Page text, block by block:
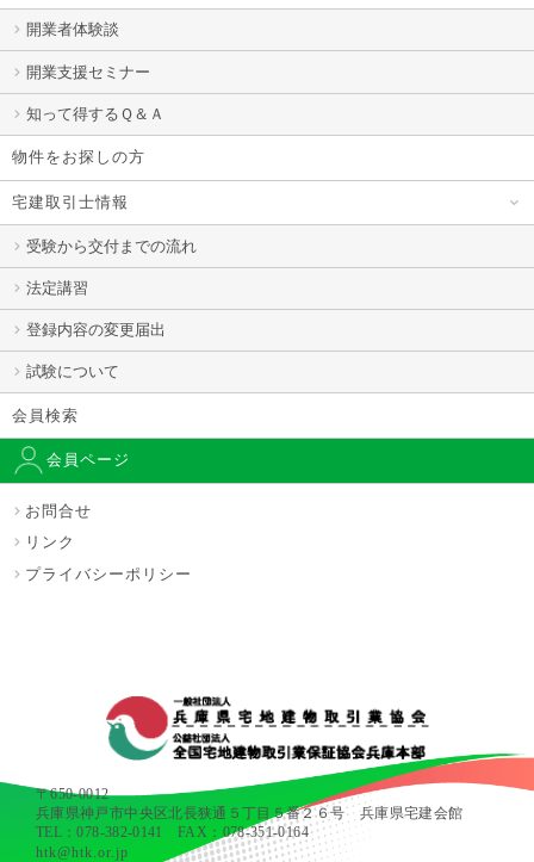
開業者体験談
開業支援セミナー
知って得するＱ＆Ａ
物件をお探しの方
宅建取引士情報
受験から交付までの流れ
法定講習
登録内容の変更届出
試験について
会員検索
会員ページ
お問合せ
リンク
プライバシーポリシー
〒650-0012
兵庫県神戸市中央区北長狭通５丁目５番２６号 兵庫県宅建会館
TEL：078-382-0141 FAX：078-351-0164
htk@htk.or.jp